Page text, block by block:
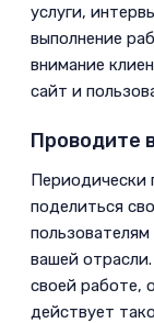
услуги,
выполнение
внимание
сайт и
Проводите
­Периодически
поделиться
вашей
своей работе,
действует